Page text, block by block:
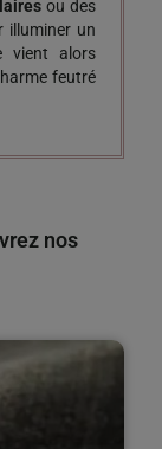
ou des
illuminer un
vient alors
feutré
nos